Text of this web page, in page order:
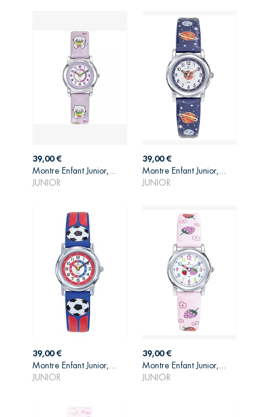
Prix
39,00 €
Montre Enfant Junior,...
JUNIOR
AJOUTER AU
PANIER
Prix
39,00 €
Montre Enfant Junior,...
JUNIOR
AJOUTER AU
PANIER
Prix
39,00 €
Montre Enfant Junior,...
JUNIOR
AJOUTER AU
PANIER
Prix
39,00 €
Montre Enfant Junior,...
JUNIOR
AJOUTER AU
PANIER